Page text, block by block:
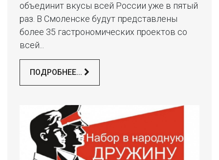
объединит вкусы всей России уже в пятый
раз. В Смоленске будут представлены
более 35 гастрономических проектов со
всей...
ПОДРОБНЕЕ...